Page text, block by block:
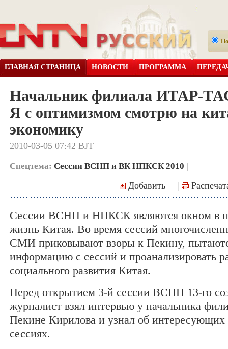
ГЛАВНАЯ СТРАНИЦА НОВОСТИ ПРОГРАММА
Начальник филиала ИТАР-
Я с оптимизмом смотрю на
экономику
2010-03-05 07:42 BJT
Спецтема: Сессии ВСНП и ВК НПКСК 2010 |
Добавить |
Сессии ВСНП и НПКСК являются окном в
жизнь Китая. Во время сессий
СМИ приковывают взоры к Пекину,
информацию с сессий и проанализировать
социального развития Китая.
Перед открытием 3-й сессии ВСНП 13-го
журналист взял интервью у начальника
Пекине Кирилова и узнал об интересующих
сессиях.